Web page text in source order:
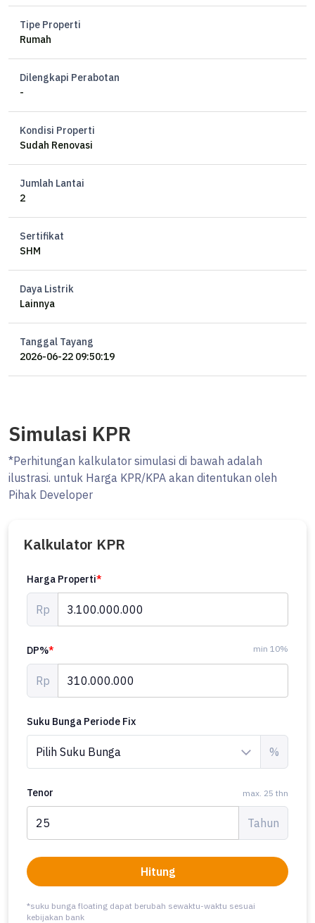
Air Sible + PDAM
Rumah selesai renov April 2025
Tipe Properti
Rumah
Dilengkapi Perabotan
-
Kondisi Properti
Sudah Renovasi
Jumlah Lantai
2
Sertifikat
SHM
Daya Listrik
Lainnya
Tanggal Tayang
2026-06-22 09:50:19
Simulasi KPR
*Perhitungan kalkulator simulasi di bawah adalah
ilustrasi. untuk Harga KPR/KPA akan ditentukan oleh
Pihak Developer
Kalkulator KPR
Harga Properti*
Rp
DP%* min 10%
Rp
Suku Bunga Periode Fix
%
Tenor max. 25 thn
Tahun
Hitung
*suku bunga floating dapat berubah sewaktu-waktu sesuai
kebijakan bank